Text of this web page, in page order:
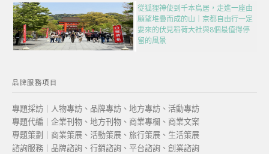
從狐狸神使到千本鳥居，走進一座由
願望堆疊而成的山｜京都自由行一定
要來的伏見稻荷大社與8個最值得停
留的風景
品牌服務項目
專題採訪｜人物專訪、品牌專訪、地方專訪、活動專訪
專題代編｜企業刊物、地方刊物、商業專欄、商業文案
專題策劃｜商業策展、活動策展、旅行策展、生活策展
諮詢服務｜品牌諮詢、行銷諮詢、平台諮詢、創業諮詢